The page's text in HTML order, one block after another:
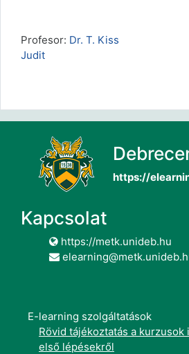
Profesor: Dr. T. Kiss
Judit
https://
Kapcsolat
https://metk.unideb.hu
E-learning szolgáltatások
Rövid tájékoztatás a kurzusok
első lépésekről